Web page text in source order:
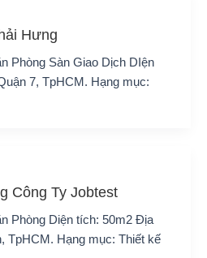
Hưng
Phòng Sàn Giao Dịch DIện
7, TpHCM. Hạng mục:
Công Ty Jobtest
Phòng Diện tích: 50m2 Địa
TpHCM. Hạng mục: Thiết kế